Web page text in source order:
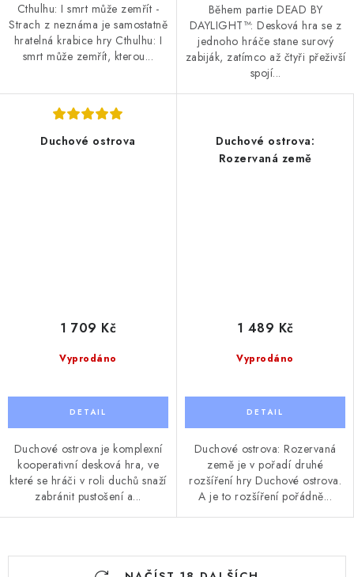
Cthulhu: I smrt může zemřít -
Strach z neznáma je samostatně
hratelná krabice hry Cthulhu: I
smrt může zemřít, kterou...
Během partie DEAD BY
DAYLIGHT™: Desková hra se z
jednoho hráče stane surový
zabiják, zatímco až čtyři přeživší
spojí...
Duchové ostrova
Vyprodáno
1 709 Kč
Duchové ostrova je komplexní
kooperativní desková hra, ve
které se hráči v roli duchů snaží
zabránit pustošení a...
Duchové ostrova:
Rozervaná země
Vyprodáno
1 489 Kč
Duchové ostrova: Rozervaná
země je v pořadí druhé
rozšíření hry Duchové ostrova.
A je to rozšíření pořádně...